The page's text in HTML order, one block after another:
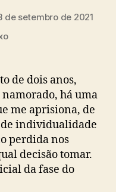
de setembro de 2021
de dois anos,
há uma
me aprisiona, de
individualidade
perdida nos
decisão tomar.
da fase do